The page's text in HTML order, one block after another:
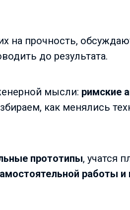
на прочность,
до результата.
мысли: римские
как менялись
прототипы, учатся
работы и